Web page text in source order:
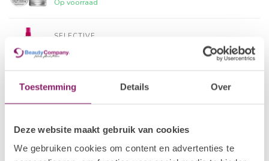
Toestemming Details Over
Deze website maakt gebruik van cookies
We gebruiken cookies om content en advertenties te
SELECTIVE
Op voorraad
€14,36
SELECTIVE
Smooth Beauty Milk
SELECTIVE